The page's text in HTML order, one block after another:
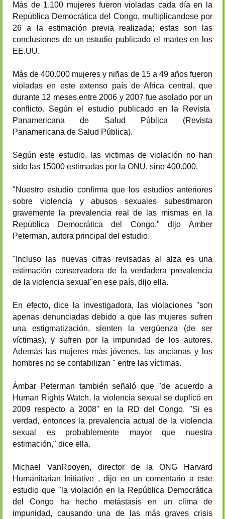
Más de 1.100 mujeres fueron violadas cada día en la
República Democrática del Congo, multiplicandose por
26 a la estimación previa realizada; estas son
las
conclusiones de un estudio publicado el martes en los
EE.UU.
Más de 400.000 mujeres y niñas de 15 a 49 años fueron
violadas en este extenso país de Africa central, que
durante 12 meses entre 2006 y 2007 fue asolado porun
conflicto. Según el estudio publicado en la
Revista
Panamericana
de Salud Pública (Revista
Panamericana de Salud Pública).
Según este estudio, las victimas de violación no han
sido las 15000 estimadas por la ONU, sino 400.000.
"Nuestro estudio confirma que los estudios anteriores
sobre violencia
y abusos sexuales
subestimaron
gravemente la prevalencia real de las mismas en la
República Democrática del Congo,"
dijo Amber
Peterman, autora principal del estudio.
" Incluso las nuevas cifras revisadas al alza es
una
estimación conservadora de
la verdadera prevalencia
de la violencia sexual "en ese país, dijo ella.
En efecto, dice la investigadora, las violaciones "son
apenas denunciadas debido a que las mujeres sufren
una
estigmatización, sienten la vergüenza (de ser
víctimas), y sufren por la impunidad
de los autores.
Además las mujeres más jóvenes, las ancianas y
los
hombres no se contabilizan " entre las víctimas.
Ámbar Peterman también señaló que "de acuerdo a
Human Rights Watch, la violencia sexual se duplicó en
2009 respecto a 2008" en la RD del Congo. "Si es
verdad, entonces la prevalencia actual de la violencia
sexual
es probablemente mayor que
nuestra
estimación," dice ella.
Michael VanRooyen, director de la ONG
Harvard
Humanitarian Initiative , dijo en un comentario a este
estudio que "la violación en la República Democrática
del Congo
ha hecho metástasis en un clima
de
impunidad, causando una de las másgraves crisis